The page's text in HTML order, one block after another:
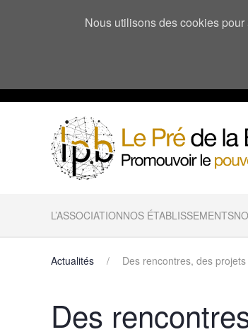
Nous utilisons des cookies
L’ASSOCIATIONNOS ÉTABLISSEMENTS
Actualités Des rencontres, des
Des